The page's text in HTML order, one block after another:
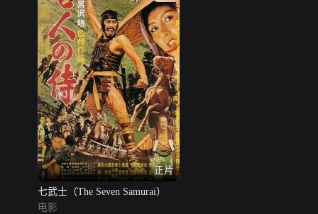
正片
七武士（The Seven Samurai）
电影